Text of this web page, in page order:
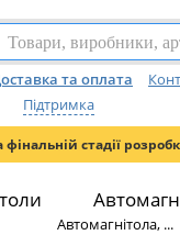
та оплата
Підтримка
стадії
Автомагнітола, ...